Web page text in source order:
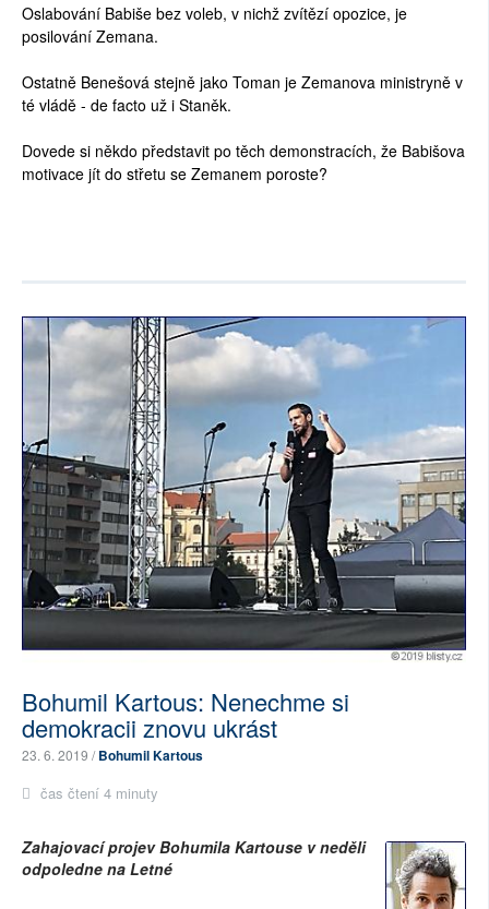
Oslabování Babiše bez voleb, v nichž zvítězí opozice, je
posilování Zemana.
Ostatně Benešová stejně jako Toman je Zemanova ministryně v
té vládě - de facto už i Staněk.
Dovede si někdo představit po těch demonstracích, že Babišova
motivace jít do střetu se Zemanem poroste?
Bohumil Kartous: Nenechme si
demokracii znovu ukrást
23. 6. 2019 /Bohumil Kartous
čas čtení 4 minuty
Zahajovací projev Bohumila Kartouse v neděli
odpoledne na Letné